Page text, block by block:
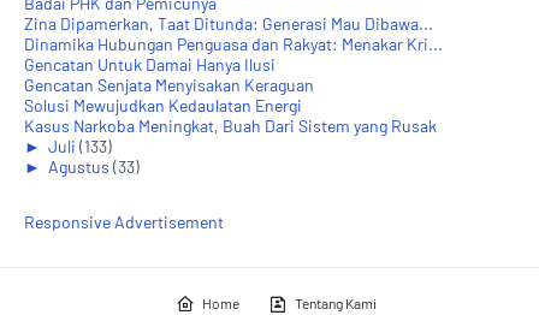
Zina Dipamerkan, Taat Ditunda: Generasi Mau Dibawa...
Dinamika Hubungan Penguasa dan Rakyat: Menakar Kri...
Gencatan Untuk Damai Hanya Ilusi
Gencatan Senjata Menyisakan Keraguan
Solusi Mewujudkan Kedaulatan Energi
Kasus Narkoba Meningkat, Buah Dari Sistem yang Rusak
► Juli (133)
► Agustus (33)
Responsive Advertisement
Home Tentang Kami